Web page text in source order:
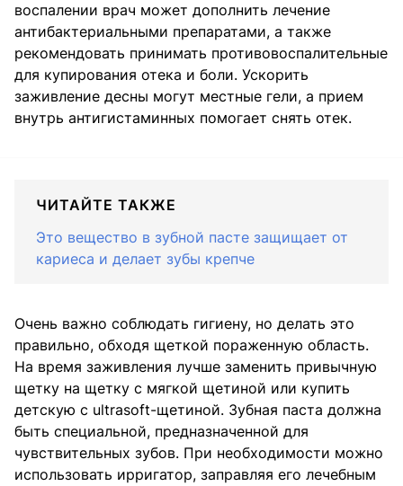
воспалении врач может дополнить лечение
антибактериальными препаратами, а также
рекомендовать принимать противовоспалительные
для купирования отека и боли. Ускорить
заживление десны могут местные гели, а прием
внутрь антигистаминных помогает снять отек.
ЧИТАЙТЕ ТАКЖЕ
Это вещество в зубной пасте защищает от
кариеса и делает зубы крепче
Очень важно соблюдать гигиену, но делать это
правильно, обходя щеткой пораженную область.
На время заживления лучше заменить привычную
щетку на щетку с мягкой щетиной или купить
детскую с ultrasoft-щетиной. Зубная паста должна
быть специальной, предназначенной для
чувствительных зубов. При необходимости можно
использовать ирригатор, заправляя его лечебным